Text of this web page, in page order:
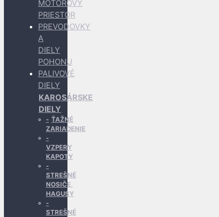
MOTOROVÝ
PRIESTOR
PREVODOVKY
A
DIELY
POHONU
PALIVOVÉ
DIELY
KAROSÁRSKE
DIELY
ŤAŽNÉ
ZARIADENIE
VZPERY
KAPOTY
STREŠNÉ
NOSIČE,
HAGUSY
STREŠNÉ